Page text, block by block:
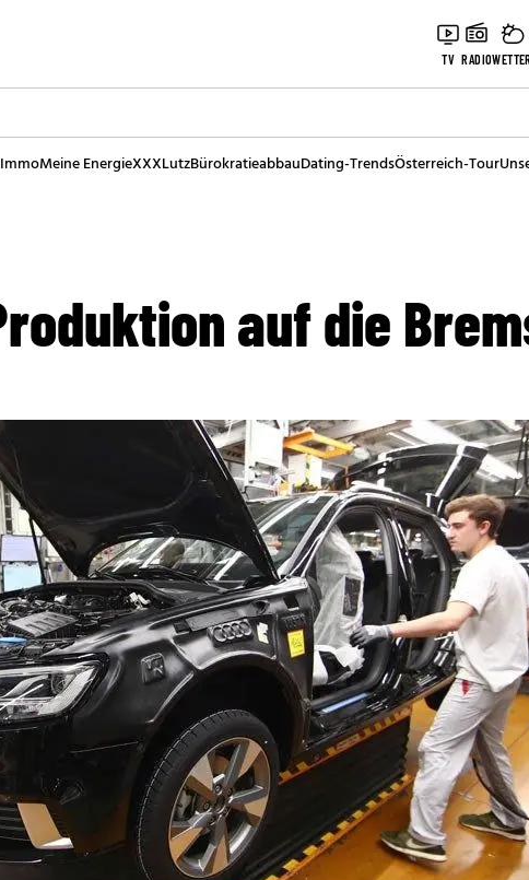
TV RADIO
Meine EnergieXXXLutzBürokratieabbauDating-TrendsÖsterreich-Tour
auf die